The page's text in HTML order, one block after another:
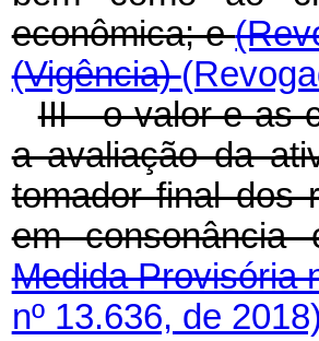
econômica; e
(Vigência)
III - o valor e as
a avaliação da
tomador final dos
em
Medida Provisória
nº 13.636, de 2018)